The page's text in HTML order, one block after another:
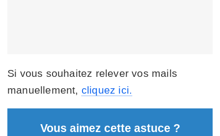
Si vous souhaitez relever vos mails
manuellement, cliquez ici.
Vous aimez cette astuce ?